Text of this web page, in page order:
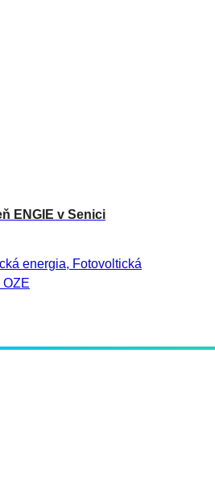
ENGIE v Senici
energia, Fotovoltická
OZE